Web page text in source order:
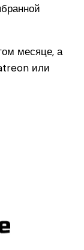
месяце, а
или